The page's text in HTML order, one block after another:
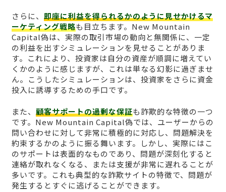
さらに、 即座に利益を得られるかのように見せかけるマ
ーケティング戦略も目立ちます。New Mountain
Capital偽は、実際の取引市場の動向と無関係に、一定
の利益を出すシミュレーションを見せることがありま
す。これにより、投資家は自分の資産が順調に増えてい
くかのように感じますが、これは単なる幻影に過ぎませ
ん。こうしたシミュレーションは、投資家をさらに資金
投入に誘導するための手口です。
また、 顧客サポートの過剰な保証も詐欺的な特徴の一つ
です。New Mountain Capital偽では、ユーザーからの
問い合わせに対して非常に積極的に対応し、問題解決を
約束するかのように振る舞います。しかし、実際にはこ
のサポートは表面的なものであり、問題が深刻化すると
連絡が取れなくなる、または支援が非常に遅れることが
多いです。これも典型的な詐欺サイトの特徴で、問題が
発生するとすぐに逃げることができます。